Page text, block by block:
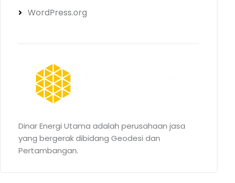
WordPress.org
Dinar Energi Utama adalah perusahaan jasa
yang bergerak dibidang Geodesi dan
Pertambangan.